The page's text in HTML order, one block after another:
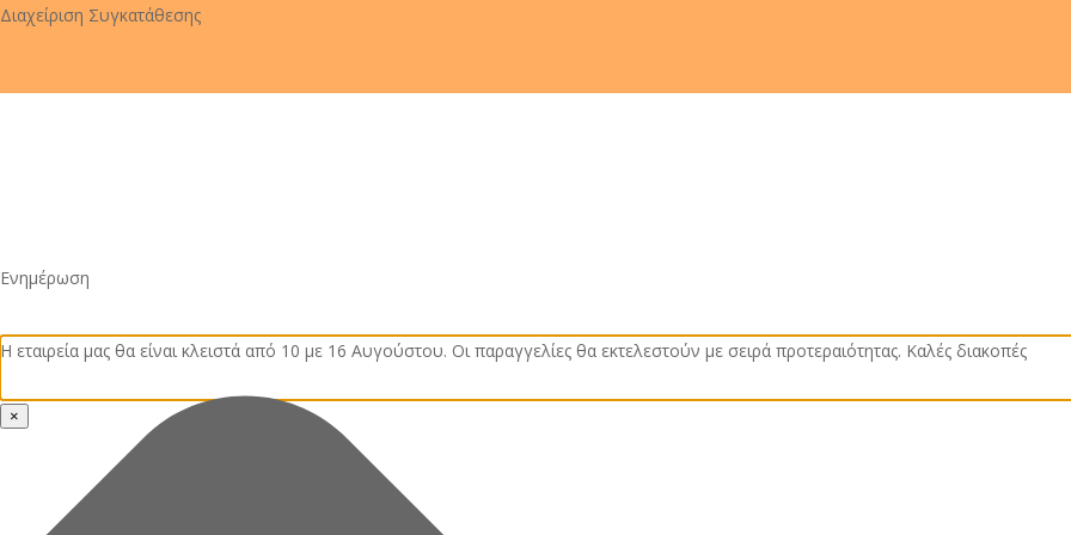
Διαχείριση Συγκατάθεσης
Skip
Ενημέρωση
Η εταιρεία μας θα είναι κλειστά από 10 με 16 Αυγούστου. Οι παραγγελίες θα εκτελεστούν με σειρά προτεραιότητας. Καλές διακοπές
×